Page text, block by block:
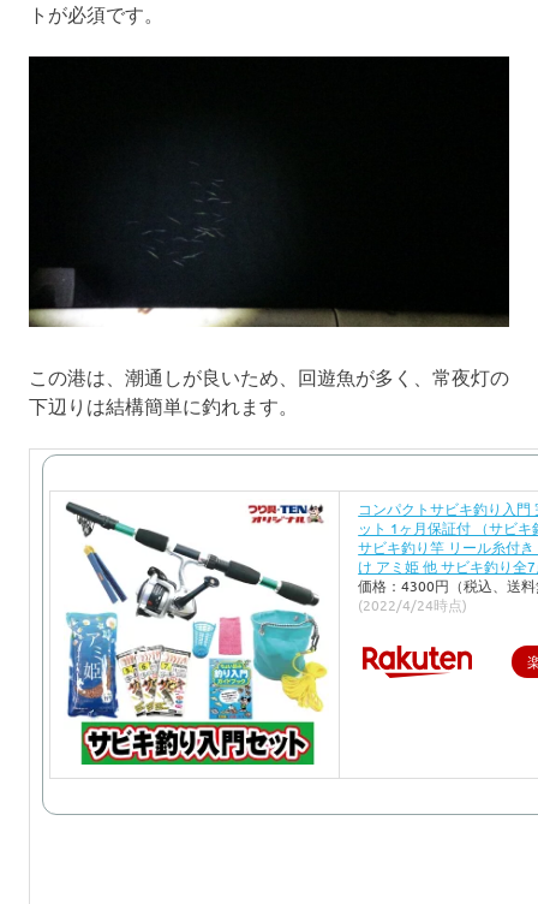
トが必須です。
この港は、潮通しが良いため、回遊魚が多く、常夜灯の
下辺りは結構簡単に釣れます。
コンパクトサビキ釣り入門
ット 1ヶ月保証付 （サビキ
サビキ釣り竿 リール糸付
け アミ姫 他 サビキ釣り全
価格：4300円（税込、送
(2022/4/24時点)